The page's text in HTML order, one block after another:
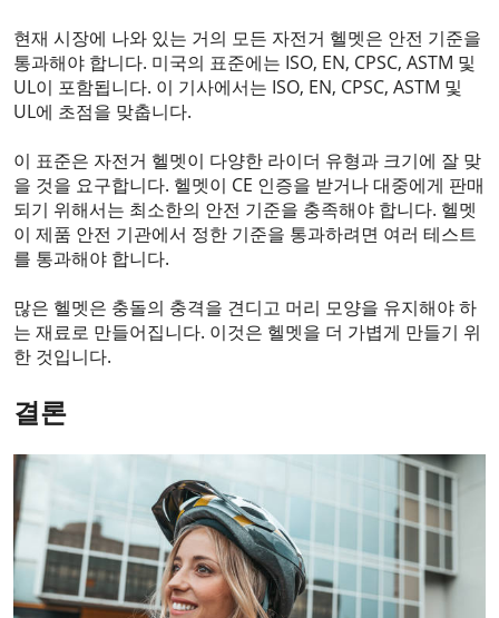
현재 시장에 나와 있는 거의 모든 자전거 헬멧은 안전 기준을
통과해야 합니다. 미국의 표준에는 ISO, EN, CPSC, ASTM 및
UL이 포함됩니다. 이 기사에서는 ISO, EN, CPSC, ASTM 및
UL에 초점을 맞춥니다.
이 표준은 자전거 헬멧이 다양한 라이더 유형과 크기에 잘 맞
을 것을 요구합니다. 헬멧이 CE 인증을 받거나 대중에게 판매
되기 위해서는 최소한의 안전 기준을 충족해야 합니다. 헬멧
이 제품 안전 기관에서 정한 기준을 통과하려면 여러 테스트
를 통과해야 합니다.
많은 헬멧은 충돌의 충격을 견디고 머리 모양을 유지해야 하
는 재료로 만들어집니다. 이것은 헬멧을 더 가볍게 만들기 위
한 것입니다.
결론